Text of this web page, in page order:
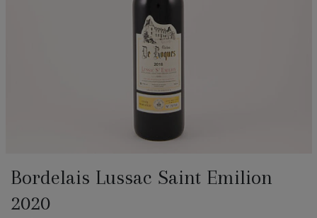
Bordelais Lussac Saint Emilion
2020